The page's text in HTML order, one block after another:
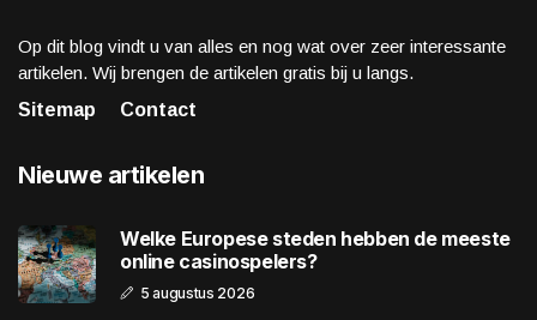
Op dit blog vindt u van alles en nog wat over zeer interessante
artikelen. Wij brengen de artikelen gratis bij u langs.
Sitemap
Contact
Nieuwe artikelen
Welke Europese steden hebben de meeste
online casinospelers?
5 augustus 2026